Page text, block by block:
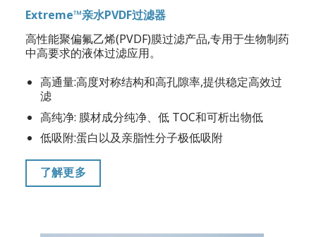
Extreme™亲水PVDF过滤器
高性能聚偏氟乙烯(PVDF)膜过滤产品,专用于生物制药
中高要求的液体过滤应用。
高通量:高度对称结构和高孔隙率,提供稳定高效过
滤
高纯净: 膜材成分纯净、低 TOC和可析出物低
低吸附:蛋白以及亲脂性分子极低吸附
了解更多